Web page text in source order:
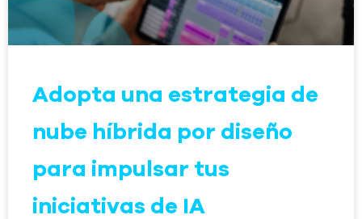
Adopta una estrategia de
nube híbrida por diseño
para impulsar tus
iniciativas de IA